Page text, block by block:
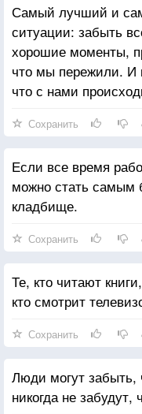
Самый лучший и
ситуации: забыть
хорошие моменты,
что мы пережили. И
что с нами
Сохранить
Если все время
можно стать самым
кладбище.
Сохранить
Те, кто читают
кто смотрит
Сохранить
Люди могут забыть,
никогда не